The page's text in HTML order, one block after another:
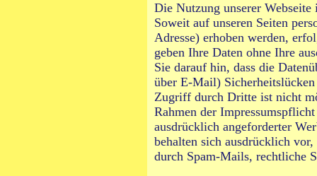
Die Nutzung unserer
Soweit auf unseren Seiten
Adresse) erhoben werden,
geben Ihre Daten ohne Ihre
Sie darauf hin, dass die
über E-Mail)
Zugriff durch Dritte ist nicht
Rahmen der
ausdrücklich angeforderter
behalten sich ausdrücklich
durch Spam-Mails, rechtliche